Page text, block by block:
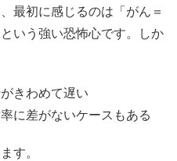
最初に感じるのは「がん＝
いう強い恐怖心です。しか
きわめて遅い
に差がないケースもある
す。